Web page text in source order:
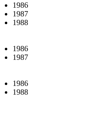
1986
1987
1988
1986
1987
1986
1988